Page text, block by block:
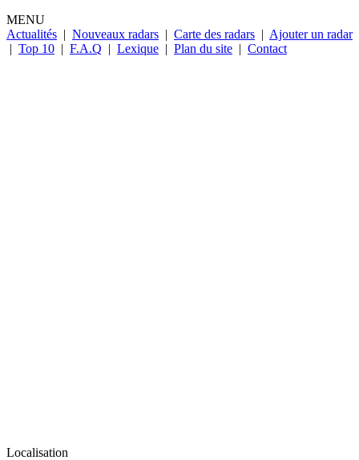
MENU
Actualités | Nouveaux radars | Carte des radars | Ajouter un radar
| Top 10 | F.A.Q | Lexique | Plan du site | Contact
Localisation